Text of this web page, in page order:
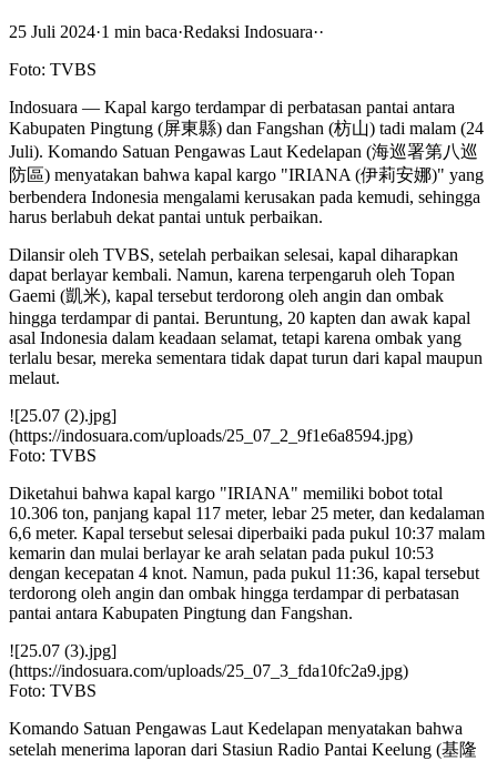
25 Juli 2024·1 min baca·Redaksi Indosuara··
Foto: TVBS
Indosuara — Kapal kargo terdampar di perbatasan pantai antara
Kabupaten Pingtung (屏東縣) dan Fangshan (枋山) tadi malam (24
Juli). Komando Satuan Pengawas Laut Kedelapan (海巡署第八巡
防區) menyatakan bahwa kapal kargo "IRIANA (伊莉安娜)" yang
berbendera Indonesia mengalami kerusakan pada kemudi, sehingga
harus berlabuh dekat pantai untuk perbaikan.
Dilansir oleh TVBS, setelah perbaikan selesai, kapal diharapkan
dapat berlayar kembali. Namun, karena terpengaruh oleh Topan
Gaemi (凱米), kapal tersebut terdorong oleh angin dan ombak
hingga terdampar di pantai. Beruntung, 20 kapten dan awak kapal
asal Indonesia dalam keadaan selamat, tetapi karena ombak yang
terlalu besar, mereka sementara tidak dapat turun dari kapal maupun
melaut.
![25.07 (2).jpg]
(https://indosuara.com/uploads/25_07_2_9f1e6a8594.jpg)
Foto: TVBS
Diketahui bahwa kapal kargo "IRIANA" memiliki bobot total
10.306 ton, panjang kapal 117 meter, lebar 25 meter, dan kedalaman
6,6 meter. Kapal tersebut selesai diperbaiki pada pukul 10:37 malam
kemarin dan mulai berlayar ke arah selatan pada pukul 10:53
dengan kecepatan 4 knot. Namun, pada pukul 11:36, kapal tersebut
terdorong oleh angin dan ombak hingga terdampar di perbatasan
pantai antara Kabupaten Pingtung dan Fangshan.
![25.07 (3).jpg]
(https://indosuara.com/uploads/25_07_3_fda10fc2a9.jpg)
Foto: TVBS
Komando Satuan Pengawas Laut Kedelapan menyatakan bahwa
setelah menerima laporan dari Stasiun Radio Pantai Keelung (基隆